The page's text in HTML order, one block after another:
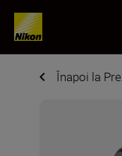
Înapoi la